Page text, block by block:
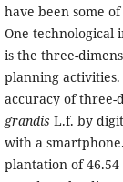
have been some
One technological
is the three-
planning activities.
accuracy of three-
grandis L.f. by
with a
plantation of 46.54